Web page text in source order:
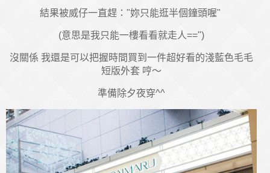
結果被威仔一直趕："妳只能逛半個鐘頭喔"
(意思是我只能一樓看看就走人==")
沒關係 我還是可以把握時間買到一件超好看的淺藍色毛毛
短版外套 哼～
準備除夕夜穿^^